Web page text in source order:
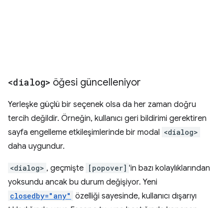
<dialog> öğesi güncelleniyor
Yerleşke güçlü bir seçenek olsa da her zaman doğru
tercih değildir. Örneğin, kullanıcı geri bildirimi gerektiren
sayfa engelleme etkileşimlerinde bir modal <dialog>
daha uygundur.
<dialog> , geçmişte [popover] 'in bazı kolaylıklarından
yoksundu ancak bu durum değişiyor. Yeni
closedby="any" özelliği sayesinde, kullanıcı dışarıyı